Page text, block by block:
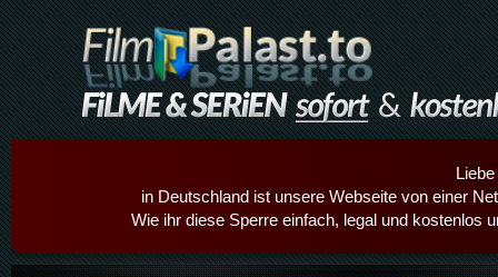
in Deutschland ist unsere Webseite von einer
Wie ihr diese Sperre einfach, legal und kostenlos